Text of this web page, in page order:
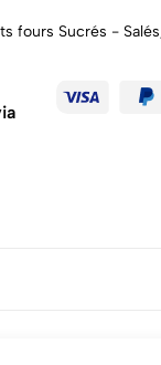
fours Sucrés - Salés